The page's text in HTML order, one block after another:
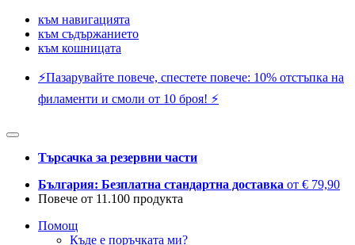
към навигацията
към съдържанието
към кошницата
⚡️Пазарувайте повече, спестете повече: 10% отстъпка на
филаменти и смоли от 10 броя! ⚡️
Търсачка за резервни части
България: Безплатна стандартна доставка от € 79,90
Повече от 11.100 продукта
Помощ
Къде е поръчката ми?